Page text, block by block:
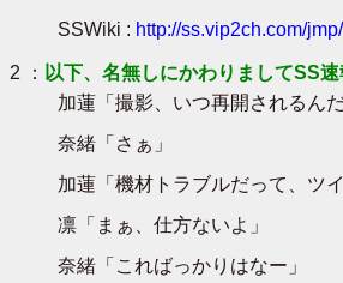
SSWiki : http://ss.vip2ch.com/
2 ： 以下、名無しにかわりましてSS
加蓮「撮影、いつ再開されるんだ
奈緒「さぁ」
加蓮「機材トラブルだって、ツ
凛「まぁ、仕方ないよ」
奈緒「こればっかりはなー」